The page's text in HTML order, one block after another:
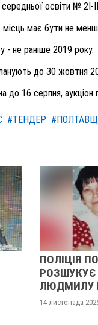
середньої освіти № 2
місць має бути не
- не раніше 2019 року.
до 30 жовтня
до 16 серпня, аукціон
#ТЕНДЕР
ПОЛІЦІЯ
РОЗШУКУЄ
ЛЮДМИЛУ
14 листопада 2025